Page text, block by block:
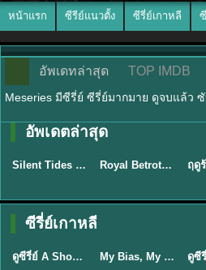
หน้าแรก ซีรีย์แนวตั้ง ซีรี่ย์เกาหลี
อัพเดทล่าสุด TOP IMDB
Meseries มีซีรี่ย์ ซีรี่ย์มากมาย ดูจบแล้ว
อัพเดตล่าสุด
★9.5
พากย์ไทย
Silent Tides คลื่นลมลวง (2025) พากย์ไทย ซับไทย EP.1-31 ★9 Royal Betrothal (2026) สัญญาวิวาห์แห่งราชวงศ์ พากย์ไทย ซับไทย EP1-32 ★
ซีรี่ย์เกาหลี
★8 EP.16
พากย์ไทย
TH EP. 16
ดูซีรี่ย์ A Shop for Killers 2 ร้านลับนักฆ่า ซีซัน 2 (2026) ซับไทย-พากย์ไทย My Bias, My Boss เมื่อเมนฉันเป็นประธานบริษัท (2026) พากย์ไทย ซับไทย EP.1-12 ★